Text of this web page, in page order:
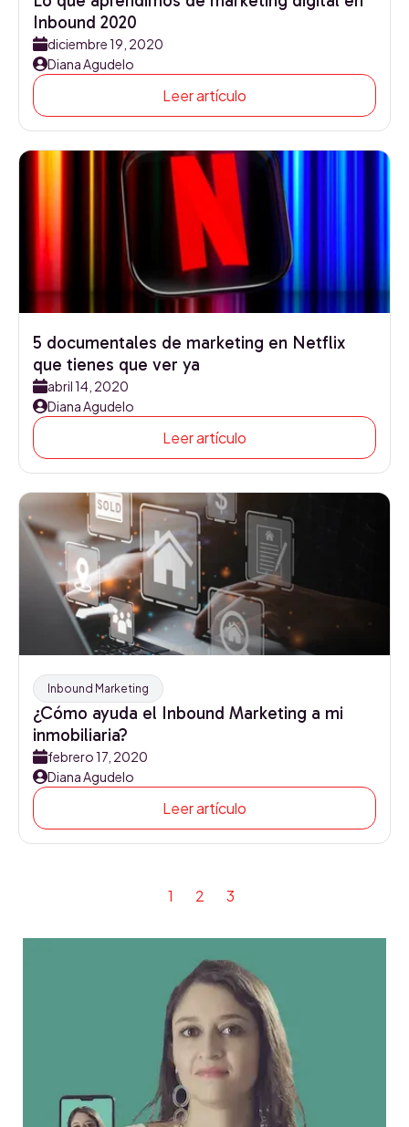
Inbound 2020
diciembre 19, 2020
Diana Agudelo
Leer artículo
5 documentales de marketing en Netflix
que tienes que ver ya
abril 14, 2020
Diana Agudelo
Leer artículo
Inbound Marketing
¿Cómo ayuda el Inbound Marketing a mi
inmobiliaria?
febrero 17, 2020
Diana Agudelo
Leer artículo
1 2 3